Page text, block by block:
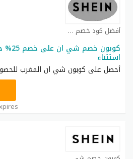
أفضل كود خصم شي ان كوبون
كوبون
استتناء
أحصل على كوبون شي ان المغرب